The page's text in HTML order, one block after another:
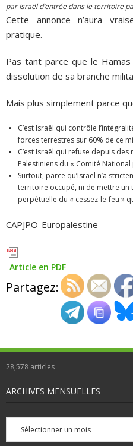
par Israël d’entrée dans le territoire
Cette annonce n’aura
pratique.
Pas tant parce que le
dissolution de sa branche
Mais plus simplement parce
C’est Israël qui contrôle
forces terrestres sur 60% de ce
C’est Israël qui refuse depuis
Palestiniens du « Comité
Surtout, parce qu’Israël n’a
territoire occupé, ni de mettre un
perpétuelle du « cessez-le-feu »
CAPJPO-Europalestine
Article en PDF
Partagez:
28,578 articles
ARCHIVES MENSUELLES
Archives
mensuelles